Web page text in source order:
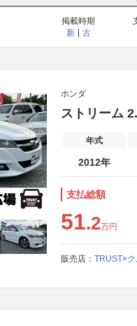
掲載時期
新
古
ホンダ
ストリーム
年式
2012年
支払総額
51.2万円
販売店： TRUST×